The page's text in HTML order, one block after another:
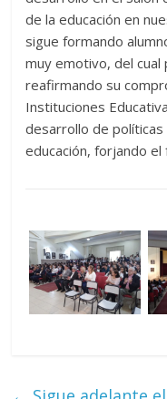
de la educación en
sigue formando
muy emotivo, del
reafirmando su
Instituciones
desarrollo de
educación, forjando